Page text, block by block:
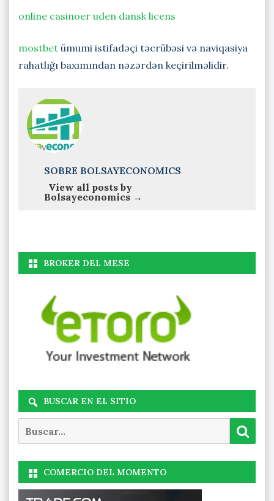
online casinoer uden dansk licens
mostbet ümumi istifadəçi təcrübəsi və naviqasiya
rahatlığı baxımından nəzərdən keçirilməlidir.
SOBRE BOLSAYECONOMICS
View all posts by
Bolsayeconomics →
BROKER DEL MESE
BUSCAR EN EL SITIO
COMERCIO DEL MOMENTO